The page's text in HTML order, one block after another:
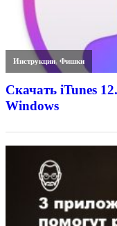
Инструкции,Фишки
Скачать iTunes
Windows